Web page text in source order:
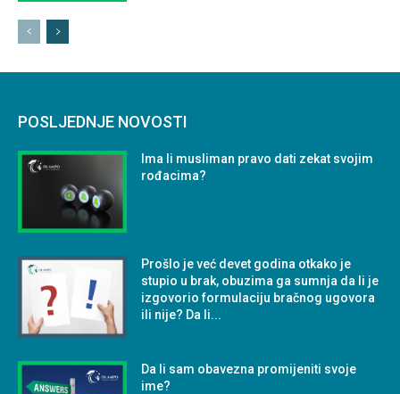
POSLJEDNJE NOVOSTI
Ima li musliman pravo dati zekat svojim
rođacima?
Prošlo je već devet godina otkako je
stupio u brak, obuzima ga sumnja da li je
izgovorio formulaciju bračnog ugovora
ili nije? Da li...
Da li sam obavezna promijeniti svoje
ime?